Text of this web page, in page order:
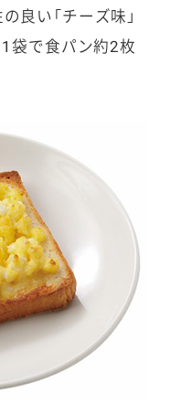
良い「チーズ味」
1袋で食パン約2枚